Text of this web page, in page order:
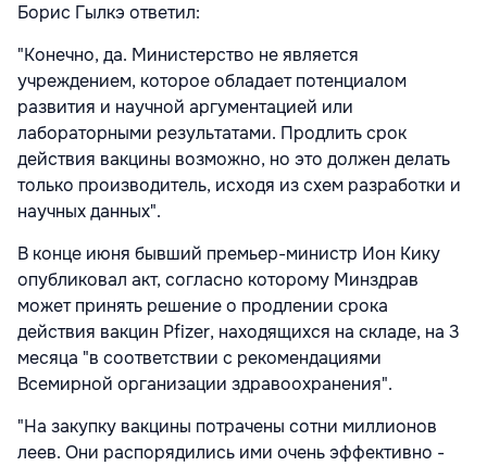
Борис Гылкэ ответил:
"Конечно, да. Министерство не является
учреждением, которое обладает потенциалом
развития и научной аргументацией или
лабораторными результатами. Продлить срок
действия вакцины возможно, но это должен делать
только производитель, исходя из схем разработки и
научных данных".
В конце июня бывший премьер-министр Ион Кику
опубликовал акт, согласно которому Минздрав
может принять решение о продлении срока
действия вакцин Pfizer, находящихся на складе, на 3
месяца "в соответствии с рекомендациями
Всемирной организации здравоохранения".
"На закупку вакцины потрачены сотни миллионов
леев. Они распорядились ими очень эффективно -